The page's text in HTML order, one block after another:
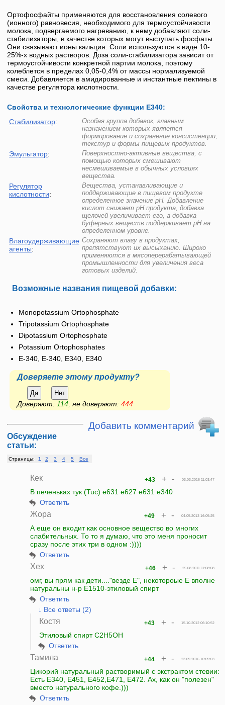
Ортофосфайты применяются для восстановления солевого
(ионного) равновесия, необходимого для термоустойчивости
молока, подвергаемого нагреванию, к нему добавляют соли-
стабилизаторы, в качестве которых могут выступать фосфаты.
Они связывают ионы кальция. Соли используются в виде 10-
25%-х водных растворов. Доза соли-стабилизатора зависит от
термоустойчивости конкретной партии молока, поэтому
колеблется в пределах 0,05-0,4% от массы нормализуемой
смеси. Добавляется в амидированные и инстантные пектины в
качестве регулятора кислотности.
Свойства и технологические функции Е340:
Стабилизатор:
Особая группа добавок, главным
назначением которых является
формирование и сохранение консистенции,
текстур и формы пищевых продуктов.
Эмульгатор:
Поверхностно-активные вещества, с
помощью которых смешивают
несмешиваемые в обычных условиях
вещества.
Регулятор
кислотности:
Вещества, устанавливающие и
поддерживающие в пищевом продукте
определенное значение pH. Добавление
кислот снижает pH продукта, добавка
щелочей увеличивает его, а добавка
буферных веществ поддерживает pH на
определенном уровне.
Влагоудерживающие
агенты:
Сохраняют влагу в продуктах,
препятствуют их высыханию. Широко
применяются в мясоперерабатывающей
промышленности для увеличения веса
готовых изделий.
Возможные названия пищевой добавки:
Monopotassium Ortophosphate
Tripotassium Ortophosphate
Dipotassium Ortophosphate
Potassium Ortophosphates
E-340, Е-340, Е340, E340
Доверяете этому продукту?
Да Нет
Доверяют: 114 , не доверяют: 444
Добавить комментарий
Обсуждение
статьи:
Страницы: 1 2 3 4 5 Все
Кек 03.03.2016 11:03:47
+43 + -
В печеньках тук (Tuc) е631 е627 е631 е340
Ответить
Жора 04.05.2013 16:05:25
+49 + -
А еще он входит как основное вещество во многих
слабительных. То то я думаю, что это меня проносит
сразу после этих три в одном :))))
Ответить
Хех 25.08.2011 11:08:08
+46 + -
омг, вы прям как дети...."везде Е", некотороые Е вполне
натуральны н-р Е1510-этиловый спирт
Ответить
↓ Все ответы (2)
Костя 15.10.2012 06:10:52
+43 + -
Этиловый спирт С2Н5ОН
Ответить
Тамила 23.09.2016 10:09:03
+44 + -
Цикорий натуральный растворимый с экстрактом стевии:
Есть Е340, Е451, Е452,Е471, Е472. Ах, как он "полезен"
вместо натурального кофе.)))
Ответить